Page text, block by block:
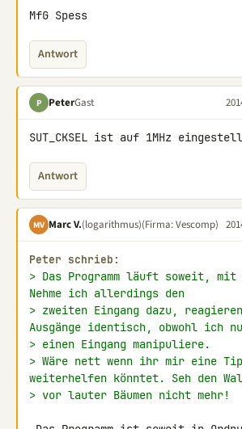
MfG Spess
Antwort
P PeterGast
SUT_CKSEL ist auf 1MHz
Antwort
MV Marc V.(logarithmus)(Firma: Vescomp)
Peter schrieb:
> Das Programm läuft soweit, mit
Nehme ich allerdings den
> zweiten Eingang dazu,
Ausgänge identisch, obwohl ich
> einen Eingang manipuliere.
> Wäre nett wenn ihr mir eine
weiterhelfen könntet. Seh den
> vor lauter Bäumen nicht mehr!